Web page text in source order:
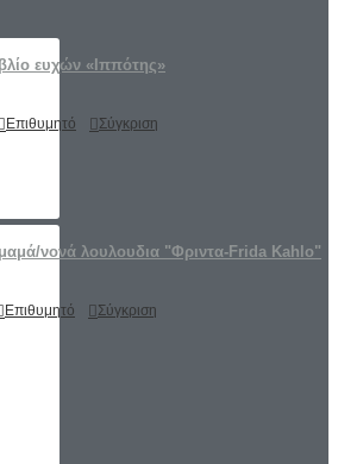
ευχών «Ιππότης»
Επιθυμητό Σύγκριση
μαμά/νονά λουλουδια "Φριντα-Frida Kahlo"
Επιθυμητό Σύγκριση